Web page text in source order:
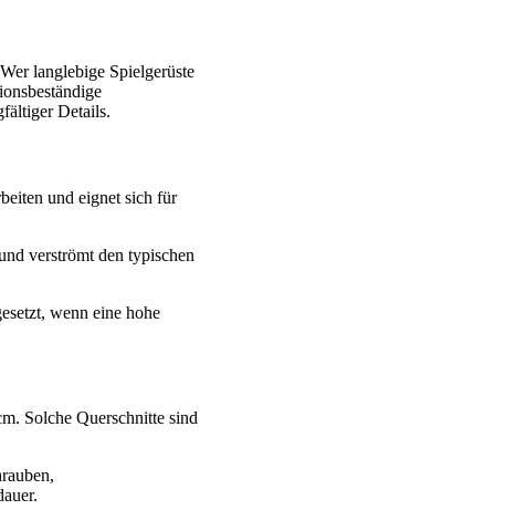
langlebige Spielgerüste
Details.
und eignet sich für
verströmt den typischen
wenn eine hohe
Solche Querschnitte sind